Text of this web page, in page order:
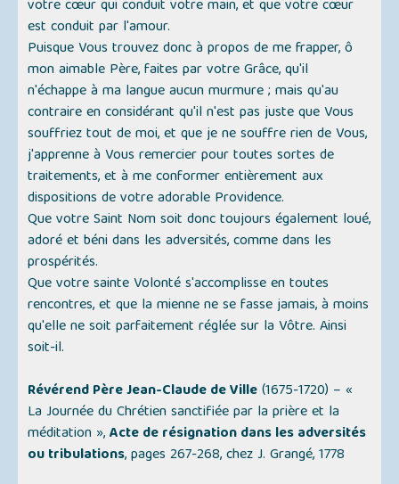
votre cœur qui conduit votre main, et que votre cœur
est conduit par l'amour.
Puisque Vous trouvez donc à propos de me frapper, ô
mon aimable Père, faites par votre Grâce, qu'il
n'échappe à ma langue aucun murmure ; mais qu'au
contraire en considérant qu'il n'est pas juste que Vous
souffriez tout de moi, et que je ne souffre rien de Vous,
j'apprenne à Vous remercier pour toutes sortes de
traitements, et à me conformer entièrement aux
dispositions de votre adorable Providence.
Que votre Saint Nom soit donc toujours également loué,
adoré et béni dans les adversités, comme dans les
prospérités.
Que votre sainte Volonté s'accomplisse en toutes
rencontres, et que la mienne ne se fasse jamais, à moins
qu'elle ne soit parfaitement réglée sur la Vôtre. Ainsi
soit-il.
Révérend Père Jean-Claude de Ville(1675-1720) –«
La Journée du Chrétien sanctifiée par la prière et la
méditation »,Acte de résignation dans les adversités
ou tribulations, pages 267-268, chez J. Grangé, 1778